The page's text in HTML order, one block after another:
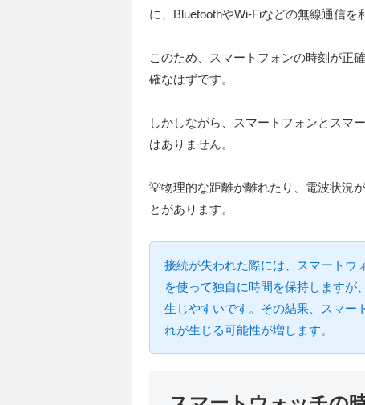
に、BluetoothやWi-Fiなどの無線通信を
このため、スマートフォンの時刻が正
確なはずです。
しかしながら、スマートフォンとスマ
はありません。
💡物理的な距離が離れたり、電波状況
とがあります。
接続が失われた際には、スマートウ
を使って独自に時間を保持しますが
生じやすいです。その結果、スマー
れが生じる可能性が増します。